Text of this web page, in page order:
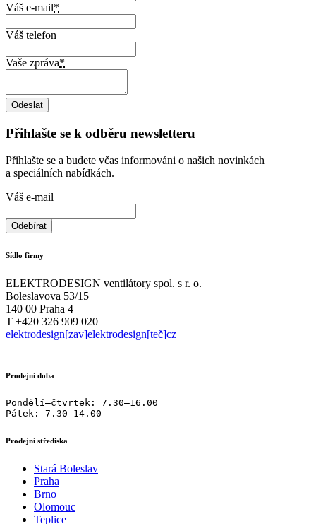
Váš e-mail*
Váš telefon
Vaše zpráva*
Přihlašte se k odběru newsletteru
Přihlašte se a budete včas informováni o našich novinkách
a speciálních nabídkách.
Váš e-mail
Sídlo firmy
ELEKTRODESIGN ventilátory spol. s r. o.
Boleslavova 53/15
140 00 Praha 4
T +420 326 909 020
elektrodesign[zav]elektrodesign[teč]cz
Prodejní doba
Pondělí–čtvrtek: 7.30–16.00
Pátek: 7.30–14.00
Prodejní střediska
Stará Boleslav
Praha
Brno
Olomouc
Teplice